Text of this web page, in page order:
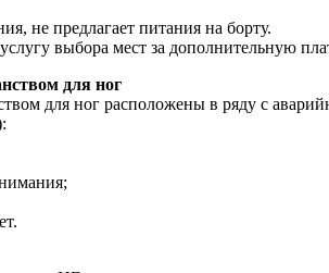
не предлагает питания на борту.
выбора мест за дополнительную
для ног
для ног расположены в ряду с